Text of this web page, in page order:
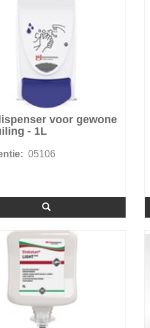
voor gewone
- 1L
05106